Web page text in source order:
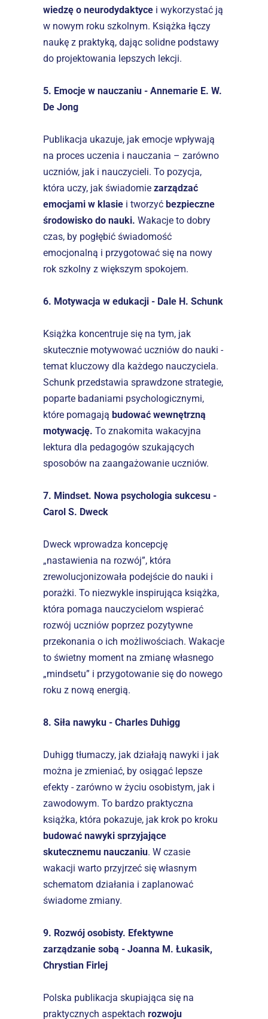
wiedzę o neurodydaktyce i wykorzystać ją
w nowym roku szkolnym. Książka łączy
naukę z praktyką, dając solidne podstawy
do projektowania lepszych lekcji.
5. Emocje w nauczaniu - Annemarie E. W.
De Jong
Publikacja ukazuje, jak emocje wpływają
na proces uczenia i nauczania – zarówno
uczniów, jak i nauczycieli. To pozycja,
która uczy, jak świadomie zarządzać
emocjami w klasie i tworzyć bezpieczne
środowisko do nauki. Wakacje to dobry
czas, by pogłębić świadomość
emocjonalną i przygotować się na nowy
rok szkolny z większym spokojem.
6. Motywacja w edukacji - Dale H. Schunk
Książka koncentruje się na tym, jak
skutecznie motywować uczniów do nauki -
temat kluczowy dla każdego nauczyciela.
Schunk przedstawia sprawdzone strategie,
poparte badaniami psychologicznymi,
które pomagają budować wewnętrzną
motywację. To znakomita wakacyjna
lektura dla pedagogów szukających
sposobów na zaangażowanie uczniów.
7. Mindset. Nowa psychologia sukcesu -
Carol S. Dweck
Dweck wprowadza koncepcję
„nastawienia na rozwój”, która
zrewolucjonizowała podejście do nauki i
porażki. To niezwykle inspirująca książka,
która pomaga nauczycielom wspierać
rozwój uczniów poprzez pozytywne
przekonania o ich możliwościach. Wakacje
to świetny moment na zmianę własnego
„mindsetu” i przygotowanie się do nowego
roku z nową energią.
8. Siła nawyku - Charles Duhigg
Duhigg tłumaczy, jak działają nawyki i jak
można je zmieniać, by osiągać lepsze
efekty - zarówno w życiu osobistym, jak i
zawodowym. To bardzo praktyczna
budować nawyki sprzyjające
skutecznemu nauczaniu. W czasie
wakacji warto przyjrzeć się własnym
schematom działania i zaplanować
świadome zmiany.
9. Rozwój osobisty. Efektywne
zarządzanie sobą - Joanna M. Łukasik,
Chrystian Firlej
Polska publikacja skupiająca się na
praktycznych aspektach rozwoju